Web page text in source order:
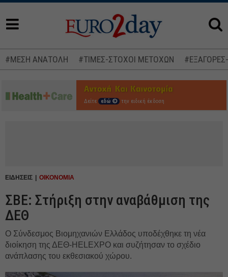
#ΜΕΣΗ ΑΝΑΤΟΛΗ #ΤΙΜΕΣ-ΣΤΟΧΟΙ ΜΕΤΟΧΩΝ
Δείτε εδώ την ειδική έκδοση
ΕΙΔΗΣΕΙΣ ΟΙΚΟΝΟΜΙΑ
ΣΒΕ: Στήριξη στην αναβάθμιση της
ΔΕΘ
Ο Σύνδεσμος Βιομηχανιών Ελλάδος υποδέχθηκε τη νέα
διοίκηση της ΔΕΘ-HELEXPO και συζήτησαν το σχέδιο
ανάπλασης του εκθεσιακού χώρου.